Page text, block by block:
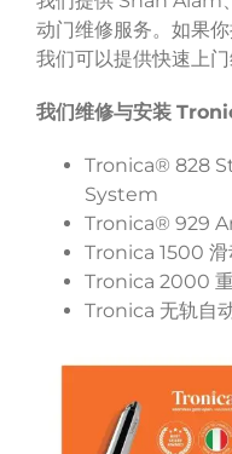
动门维修服务。如果你
我们可以提供快速上门
我们维修与安装
Tronica® 828
System
Tronica® 929
Tronica 1500 滑
Tronica 2000
Tronica 无轨自